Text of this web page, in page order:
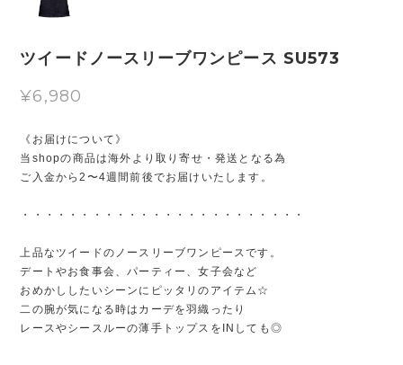
ツイードノースリーブワンピース SU573
¥6,980
《お届けについて》
当shopの商品は海外より取り寄せ・発送となる為
ご入金から2〜4週間前後でお届けいたします。
・・・・・・・・・・・・・・・・・・・・・・・・
上品なツイードのノースリーブワンピースです。
デートやお食事会、パーティー、女子会など
おめかししたいシーンにピッタリのアイテム☆
二の腕が気になる時はカーデを羽織ったり
レースやシースルーの薄手トップスをINしても◎